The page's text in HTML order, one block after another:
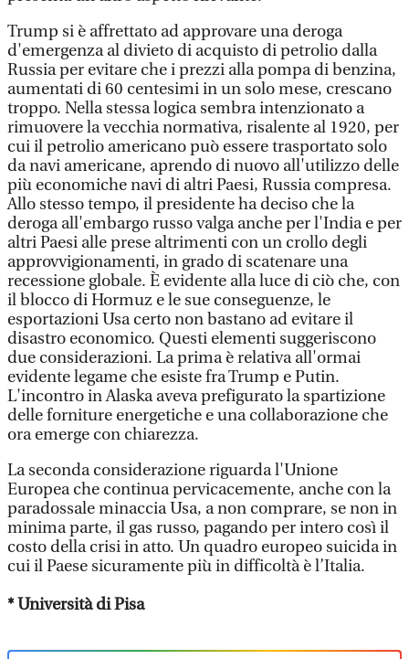
Trump si è affrettato ad approvare una deroga
d'emergenza al divieto di acquisto di petrolio dalla
Russia per evitare che i prezzi alla pompa di benzina,
aumentati di 60 centesimi in un solo mese, crescano
troppo. Nella stessa logica sembra intenzionato a
rimuovere la vecchia normativa, risalente al 1920, per
cui il petrolio americano può essere trasportato solo
da navi americane, aprendo di nuovo all'utilizzo delle
più economiche navi di altri Paesi, Russia compresa.
Allo stesso tempo, il presidente ha deciso che la
deroga all'embargo russo valga anche per l'India e per
altri Paesi alle prese altrimenti con un crollo degli
approvvigionamenti, in grado di scatenare una
recessione globale. È evidente alla luce di ciò che, con
il blocco di Hormuz e le sue conseguenze, le
esportazioni Usa certo non bastano ad evitare il
disastro economico. Questi elementi suggeriscono
due considerazioni. La prima è relativa all'ormai
evidente legame che esiste fra Trump e Putin.
L'incontro in Alaska aveva prefigurato la spartizione
delle forniture energetiche e una collaborazione che
ora emerge con chiarezza.
La seconda considerazione riguarda l'Unione
Europea che continua pervicacemente, anche con la
paradossale minaccia Usa, a non comprare, se non in
minima parte, il gas russo, pagando per intero così il
costo della crisi in atto. Un quadro europeo suicida in
cui il Paese sicuramente più in difficoltà è l’Italia.
* Università di Pisa